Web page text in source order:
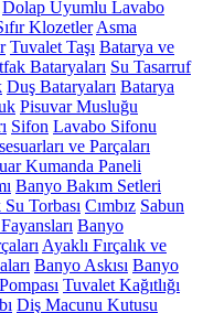
Dolap Uyumlu Lavabo
Klozetler Asma
Tuvalet Taşı Batarya ve
Bataryaları Su Tasarruf
Duş Bataryaları Batarya
Pisuvar Musluğu
Sifon Lavabo Sifonu
ve Parçaları
Kumanda Paneli
Banyo Bakım Setleri
Su Torbası Cımbız Sabun
Banyo
Ayaklı Fırçalık ve
Banyo Askısı Banyo
Tuvalet Kağıtlığı
Diş Macunu Kutusu